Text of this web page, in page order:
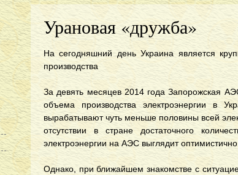
Урановая «дружба»
На сегодняшний день Украина является
производства
За девять месяцев 2014 года Запорожская
объема производства электроэнергии в
вырабатывают чуть меньше половины всей
отсутствии в стране достаточного
электроэнергии на АЭС выглядит
Однако, при ближайшем знакомстве с